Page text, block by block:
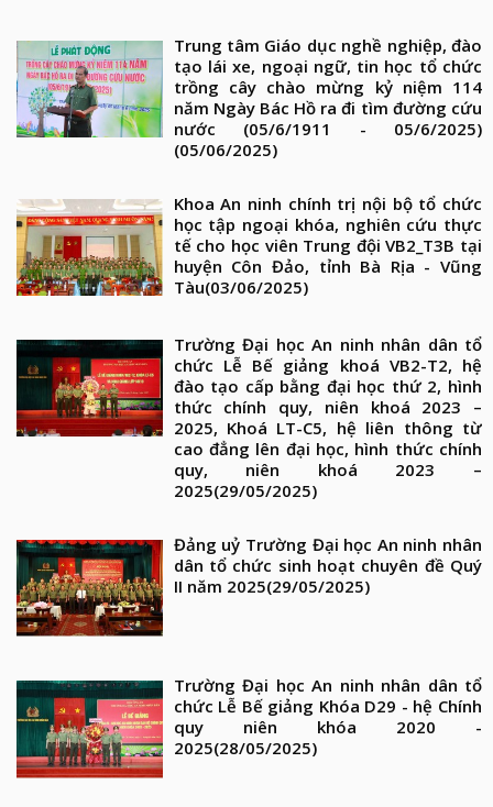
Trung tâm Giáo dục nghề nghiệp, đào
tạo lái xe, ngoại ngữ, tin học tổ chức
trồng cây chào mừng kỷ niệm 114
năm Ngày Bác Hồ ra đi tìm đường cứu
nước (05/6/1911 - 05/6/2025)
(05/06/2025)
Khoa An ninh chính trị nội bộ tổ chức
học tập ngoại khóa, nghiên cứu thực
tế cho học viên Trung đội VB2_T3B tại
huyện Côn Đảo, tỉnh Bà Rịa - Vũng
Tàu(03/06/2025)
Trường Đại học An ninh nhân dân tổ
chức Lễ Bế giảng khoá VB2-T2, hệ
đào tạo cấp bằng đại học thứ 2, hình
thức chính quy, niên khoá 2023 –
2025, Khoá LT-C5, hệ liên thông từ
cao đẳng lên đại học, hình thức chính
quy, niên khoá 2023 –
2025(29/05/2025)
Đảng uỷ Trường Đại học An ninh nhân
dân tổ chức sinh hoạt chuyên đề Quý
II năm 2025(29/05/2025)
Trường Đại học An ninh nhân dân tổ
chức Lễ Bế giảng Khóa D29 - hệ Chính
quy niên khóa 2020 -
2025(28/05/2025)